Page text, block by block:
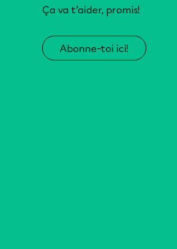
Ça va t’aider, promis!
Abonne-toi ici!